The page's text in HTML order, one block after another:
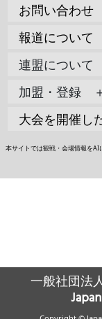
お問い合わせ
報道について
連盟について
加盟・登録
大会を開催し
本サイトでは観戦・会場情報をAI
一般社団法